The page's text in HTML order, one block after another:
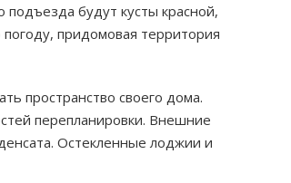
подъезда будут кусты красной,
придомовая территория
пространство своего дома.
перепланировки. Внешние
Остекленные лоджии и